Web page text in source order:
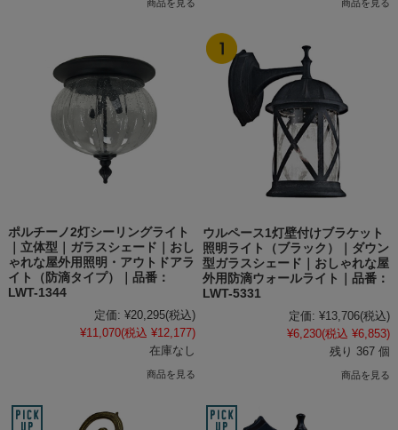
商品を見る 商品を見る
ポルチーノ2灯シーリングライト
｜立体型｜ガラスシェード｜おし
ゃれな屋外用照明・アウトドアラ
イト（防滴タイプ）｜品番：
LWT-1344
定価: ¥20,295(税込)
¥11,070(税込 ¥12,177)
在庫なし
商品を見る
ウルペース1灯壁付けブラケット
照明ライト（ブラック）｜ダウン
型ガラスシェード｜おしゃれな屋
外用防滴ウォールライト｜品番：
LWT-5331
定価: ¥13,706(税込)
¥6,230(税込 ¥6,853)
残り 367 個
商品を見る